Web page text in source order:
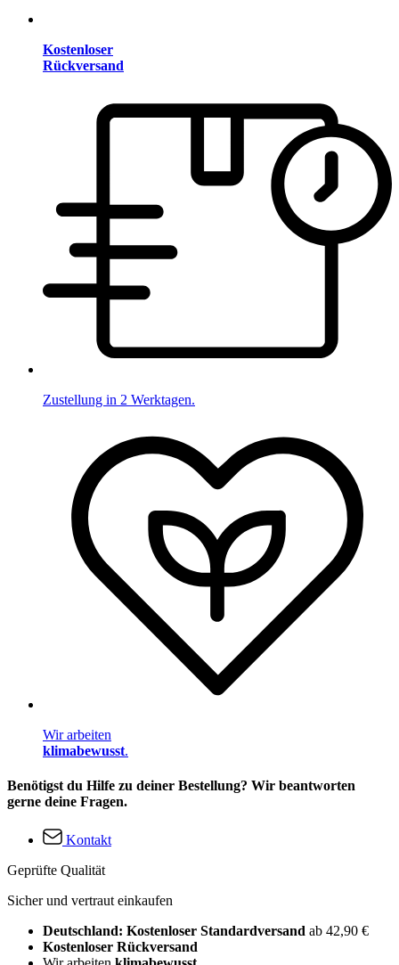
Kostenloser
Rückversand
Zustellung in 2 Werktagen.
Wir arbeiten
klimabewusst.
Benötigst du Hilfe zu deiner Bestellung? Wir beantworten
gerne deine Fragen.
Kontakt
Geprüfte Qualität
Sicher und vertraut einkaufen
Deutschland: Kostenloser Standardversand ab 42,90 €
Kostenloser Rückversand